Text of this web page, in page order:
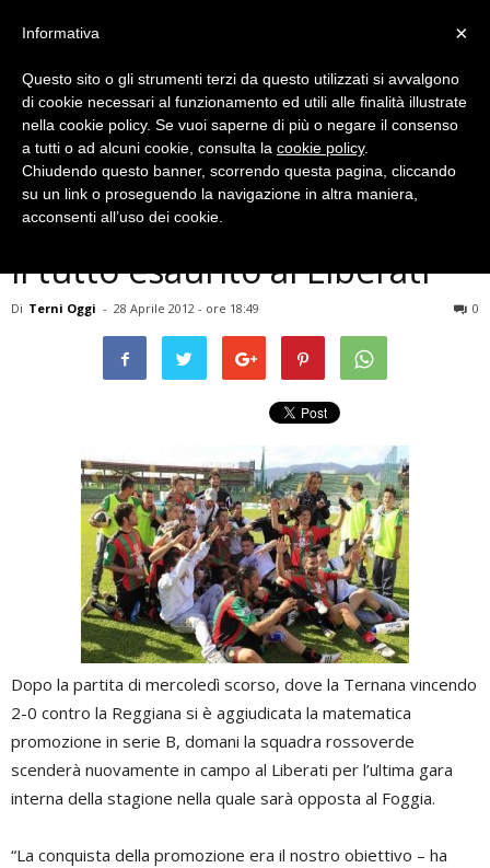
Ternana
Ternana – Foggia, si prevede
il tutto esaurito al Liberati
Di Terni Oggi - 28 Aprile 2012 - ore 18:49 0
Dopo la partita di mercoledì scorso, dove la Ternana vincendo
2-0 contro la Reggiana si è aggiudicata la matematica
promozione in serie B, domani la squadra rossoverde
scenderà nuovamente in campo al Liberati per l’ultima gara
interna della stagione nella quale sarà opposta al Foggia.
“La conquista della promozione era il nostro obiettivo – ha
×
Informativa
Questo sito o gli strumenti terzi da questo utilizzati si avvalgono
di cookie necessari al funzionamento ed utili alle finalità illustrate
nella cookie policy. Se vuoi saperne di più o negare il consenso
a tutti o ad alcuni cookie, consulta la cookie policy.
Chiudendo questo banner, scorrendo questa pagina, cliccando
su un link o proseguendo la navigazione in altra maniera,
acconsenti all’uso dei cookie.